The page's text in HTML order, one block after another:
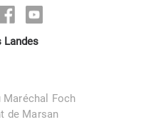
FacebookYoutube
Landes
Maréchal Foch
de Marsan